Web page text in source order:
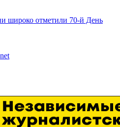
широко отметили 70-й День